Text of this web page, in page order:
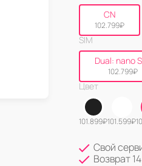
CN
102.799₽
SIM
Dual: nano
102.799₽
Цвет
101.899₽101.599₽
Свой
Возврат